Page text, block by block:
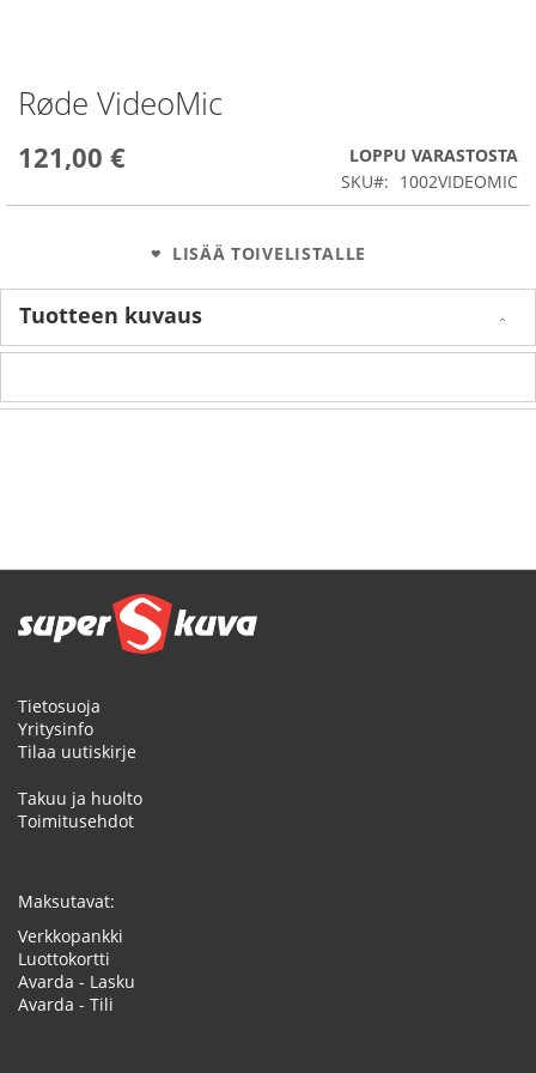
Røde VideoMic
121,00 €
LOPPU VARASTOSTA
SKU
1002VIDEOMIC
LISÄÄ TOIVELISTALLE
Skip
to
beginning
the
Tuotteen kuvaus
Tietosuoja
Yritysinfo
Tilaa uutiskirje
Takuu ja huolto
Toimitusehdot
Maksutavat:
Verkkopankki
Luottokortti
Avarda - Lasku
Avarda - Tili